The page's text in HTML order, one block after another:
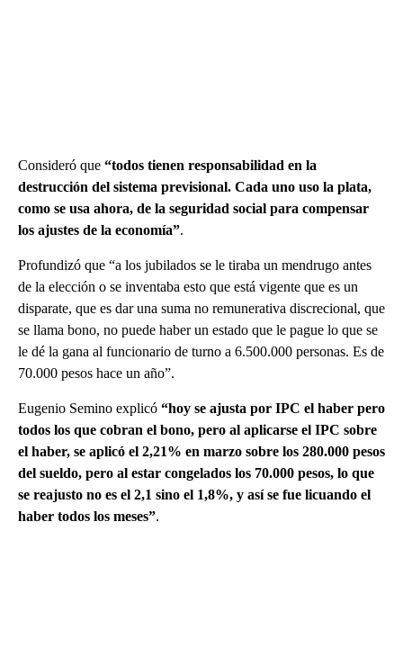
Consideró que “todos tienen responsabilidad en la
destrucción del sistema previsional. Cada uno uso la plata,
como se usa ahora, de la seguridad social para compensar
los ajustes de la economía”.
Profundizó que “a los jubilados se le tiraba un mendrugo antes
de la elección o se inventaba esto que está vigente que es un
disparate, que es dar una suma no remunerativa discrecional, que
se llama bono, no puede haber un estado que le pague lo que se
le dé la gana al funcionario de turno a 6.500.000 personas. Es de
70.000 pesos hace un año”.
Eugenio Semino explicó “hoy se ajusta por IPC el haber pero
todos los que cobran el bono, pero al aplicarse el IPC sobre
el haber, se aplicó el 2,21% en marzo sobre los 280.000 pesos
del sueldo, pero al estar congelados los 70.000 pesos, lo que
se reajusto no es el 2,1 sino el 1,8%, y así se fue licuando el
haber todos los meses”.